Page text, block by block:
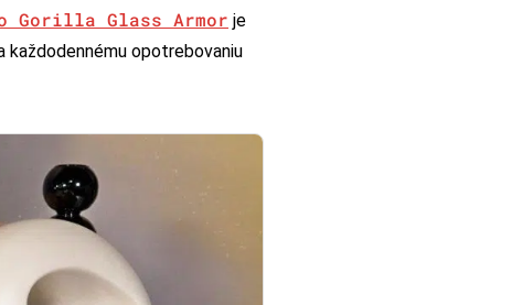
Gorilla Glass Armor je
opotrebovaniu